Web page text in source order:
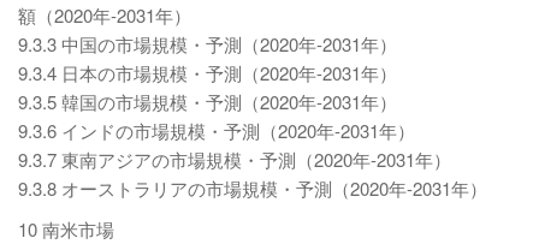
額（2020年-2031年）
9.3.3 中国の市場規模・予測（2020年-2031年）
9.3.4 日本の市場規模・予測（2020年-2031年）
9.3.5 韓国の市場規模・予測（2020年-2031年）
9.3.6 インドの市場規模・予測（2020年-2031年）
9.3.7 東南アジアの市場規模・予測（2020年-2031年）
9.3.8 オーストラリアの市場規模・予測（2020年-2031年）
10 南米市場